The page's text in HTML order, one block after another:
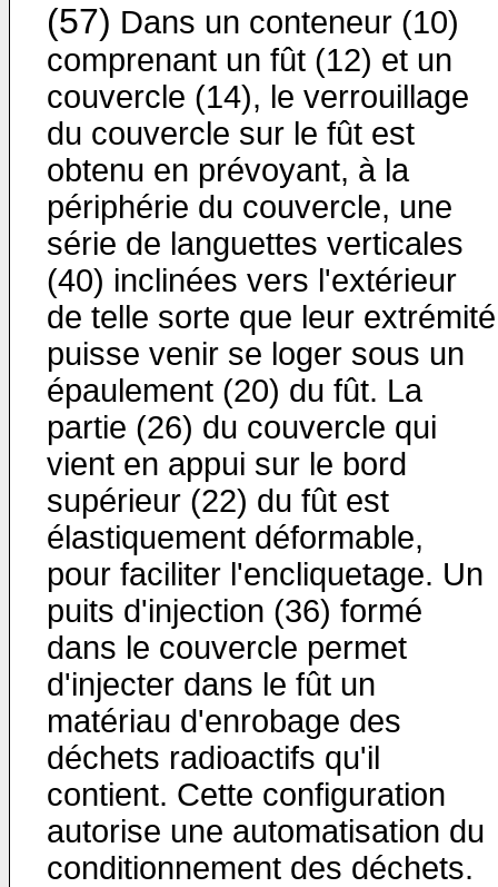
(57) Dans un conteneur (10)
comprenant un fût (12) et un
couvercle (14), le verrouillage
du couvercle sur le fût est
obtenu en prévoyant, à la
périphérie du cou­vercle, une
série de languettes verticales
(40) incli­nées vers l'extérieur
de telle sorte que leur extrémité
puisse venir se loger sous un
épaulement (20) du fût. La
partie (26) du couvercle qui
vient en appui sur le bord
supérieur (22) du fût est
élastiquement déforma­ble,
pour faciliter l'encliquetage. Un
puits d'injec­tion (36) formé
dans le couvercle permet
d'injecter dans le fût un
matériau d'enrobage des
déchets radio­actifs qu'il
contient. Cette configuration
autorise une automatisation du
conditionnement des déchets.